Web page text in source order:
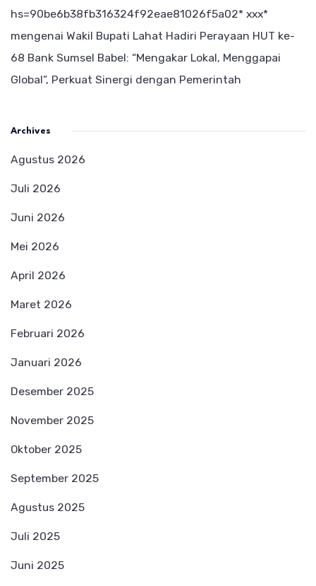
hs=90be6b38fb316324f92eae81026f5a02* ххх*
mengenai Wakil Bupati Lahat Hadiri Perayaan HUT ke-
68 Bank Sumsel Babel: “Mengakar Lokal, Menggapai
Global”, Perkuat Sinergi dengan Pemerintah
Archives
Agustus 2026
Juli 2026
Juni 2026
Mei 2026
April 2026
Maret 2026
Februari 2026
Januari 2026
Desember 2025
November 2025
Oktober 2025
September 2025
Agustus 2025
Juli 2025
Juni 2025